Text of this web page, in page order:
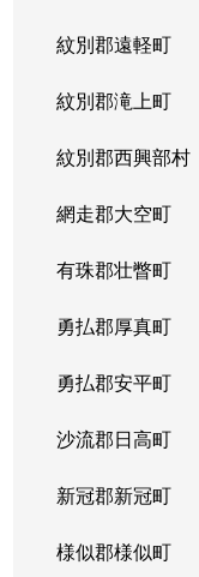
紋別郡遠軽町
紋別郡滝上町
紋別郡西興部村
網走郡大空町
有珠郡壮瞥町
勇払郡厚真町
勇払郡安平町
沙流郡日高町
新冠郡新冠町
様似郡様似町